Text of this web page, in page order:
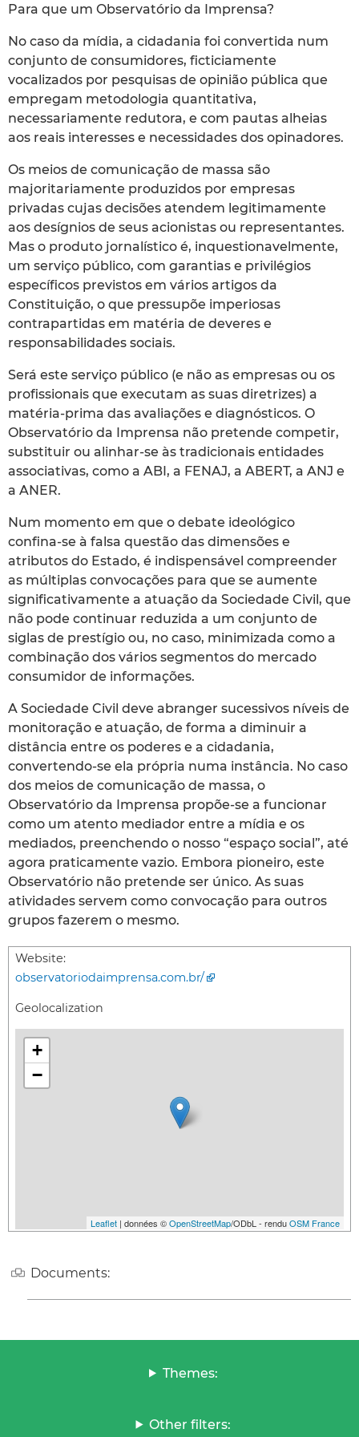
Para que um Observatório da Imprensa?
No caso da mídia, a cidadania foi convertida num
conjunto de consumidores, ficticiamente
vocalizados por pesquisas de opinião pública que
empregam metodologia quantitativa,
necessariamente redutora, e com pautas alheias
aos reais interesses e necessidades dos opinadores.
Os meios de comunicação de massa são
majoritariamente produzidos por empresas
privadas cujas decisões atendem legitimamente
aos desígnios de seus acionistas ou representantes.
Mas o produto jornalístico é, inquestionavelmente,
um serviço público, com garantias e privilégios
específicos previstos em vários artigos da
Constituição, o que pressupõe imperiosas
contrapartidas em matéria de deveres e
responsabilidades sociais.
Será este serviço público (e não as empresas ou os
profissionais que executam as suas diretrizes) a
matéria-prima das avaliações e diagnósticos. O
Observatório da Imprensa não pretende competir,
substituir ou alinhar-se às tradicionais entidades
associativas, como a ABI, a FENAJ, a ABERT, a ANJ e
a ANER.
Num momento em que o debate ideológico
confina-se à falsa questão das dimensões e
atributos do Estado, é indispensável compreender
as múltiplas convocações para que se aumente
significativamente a atuação da Sociedade Civil, que
não pode continuar reduzida a um conjunto de
siglas de prestígio ou, no caso, minimizada como a
combinação dos vários segmentos do mercado
consumidor de informações.
A Sociedade Civil deve abranger sucessivos níveis de
monitoração e atuação, de forma a diminuir a
distância entre os poderes e a cidadania,
convertendo-se ela própria numa instância. No caso
dos meios de comunicação de massa, o
Observatório da Imprensa propõe-se a funcionar
como um atento mediador entre a mídia e os
mediados, preenchendo o nosso “espaço social”, até
agora praticamente vazio. Embora pioneiro, este
Observatório não pretende ser único. As suas
atividades servem como convocação para outros
grupos fazerem o mesmo.
Website:
observatoriodaimprensa.com.br/
Geolocalization
+
−
Leaflet | données ©OpenStreetMap/ODbL - renduOSM France
Documents:
Themes:
Other filters: